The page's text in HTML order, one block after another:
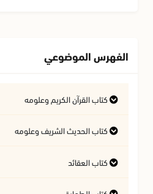
الفهرس الموضوعي
كتاب القرآن الكريم وعلومه
التفسير وعلوم القرآن
فتاوى متعلقة بالقرآن الكريم
كتاب الحديث الشريف وعلومه
فتاوى متعلقة بالحديث الشريف
كتاب العقائد